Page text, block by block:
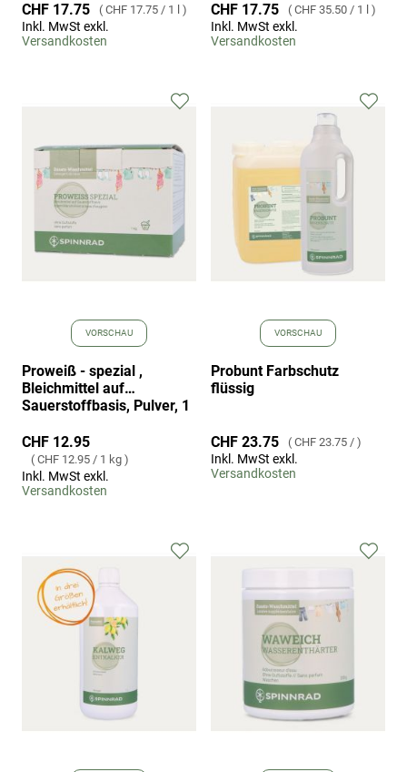
CHF 17.75 CHF 17.75 / 1 l
Inkl. MwSt exkl.
Versandkosten
CHF 17.75 CHF 35.50 / 1 l
Inkl. MwSt exkl.
Versandkosten
VORSCHAU
Proweiß - spezial ,
Bleichmittel auf
Sauerstoffbasis, Pulver, 1
CHF 12.95
CHF 12.95 / 1 kg
Inkl. MwSt exkl.
Versandkosten
Zur
hinzufügen
VORSCHAU
Probunt Farbschutz
flüssig
CHF 23.75 CHF 23.75 /
Inkl. MwSt exkl.
Versandkosten
Zur
Zur
hinzufügen
Zur